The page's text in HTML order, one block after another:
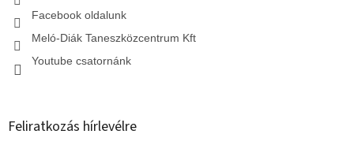
Facebook oldalunk
Meló-Diák Taneszközcentrum Kft
Youtube csatornánk
Feliratkozás hírlevélre